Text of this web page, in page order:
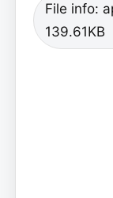
File info:
139.61KB